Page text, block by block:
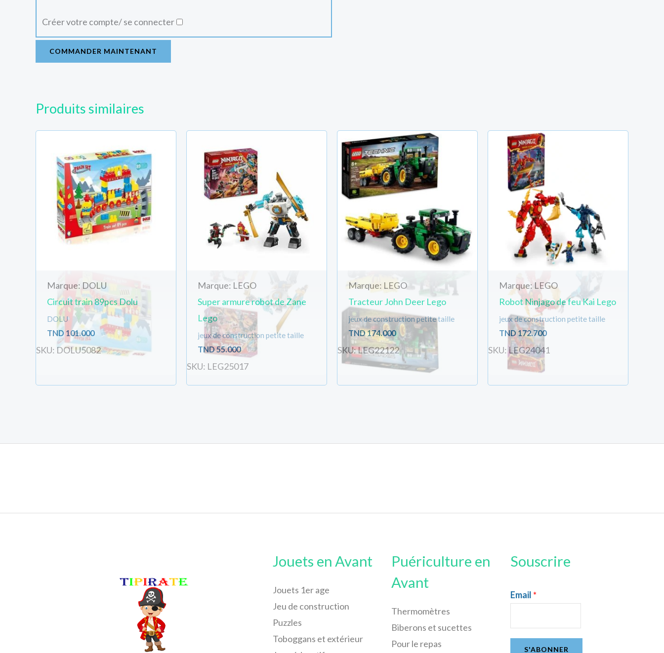
Créer votre compte/ se connecter
COMMANDER MAINTENANT
Produits similaires
Marque: DOLU
Circuit train 89pcs Dolu
DOLU
TND 101.000
SKU: DOLU5082
Marque: LEGO
Super armure robot de Zane
Lego
jeux de construction petite taille
TND55.000
SKU: LEG25017
Marque: LEGO
Tracteur John Deer Lego
jeux de construction petite taille
TND174.000
SKU: LEG22122
Marque: LEGO
Robot Ninjago de feu Kai Lego
jeux de construction petite taille
TND 172.700
SKU: LEG24041
Jouets en Avant
Jouets 1er age
Jeu de construction
Puzzles
Toboggans et extérieur
Puériculture en
Avant
Thermomètres
Biberons et sucettes
Pour le repas
Souscrire
Email *
S'ABONNER